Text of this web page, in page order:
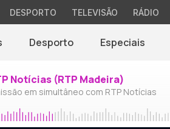
DESPORTO TELEVISÃO RÁDIO
Desporto Especiais
Notícias (RTP Madeira)
em simultâneo com RTP Notícias